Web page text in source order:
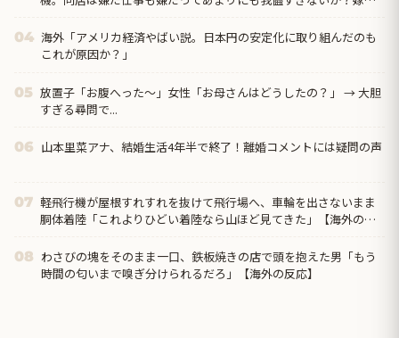
04 海外「アメリカ経済やばい説。日本円の安定化に取り組んだのも
これが原因か？」
05 放置子「お腹へった～」女性「お母さんはどうしたの？」 → 大胆
すぎる尋問で...
06 山本里菜アナ、結婚生活4年半で終了！離婚コメントには疑問の声
07 軽飛行機が屋根すれすれを抜けて飛行場へ、車輪を出さないまま
胴体着陸「これよりひどい着陸なら山ほど見てきた」【海外の反
08 わさびの塊をそのまま一口、鉄板焼きの店で頭を抱えた男「もう
時間の匂いまで嗅ぎ分けられるだろ」【海外の反応】